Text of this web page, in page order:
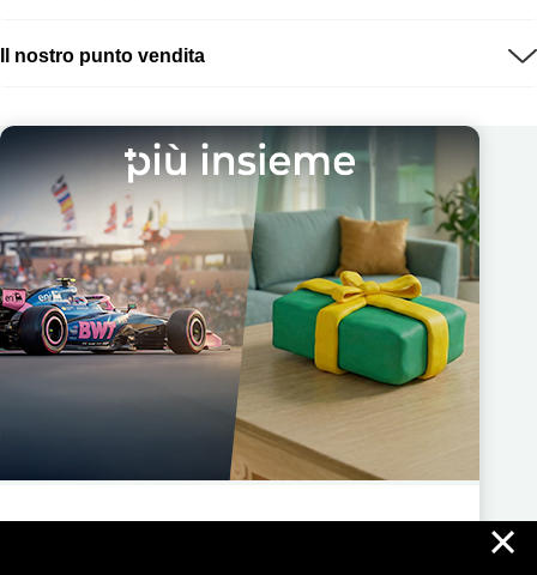
×
Il nostro punto vendita